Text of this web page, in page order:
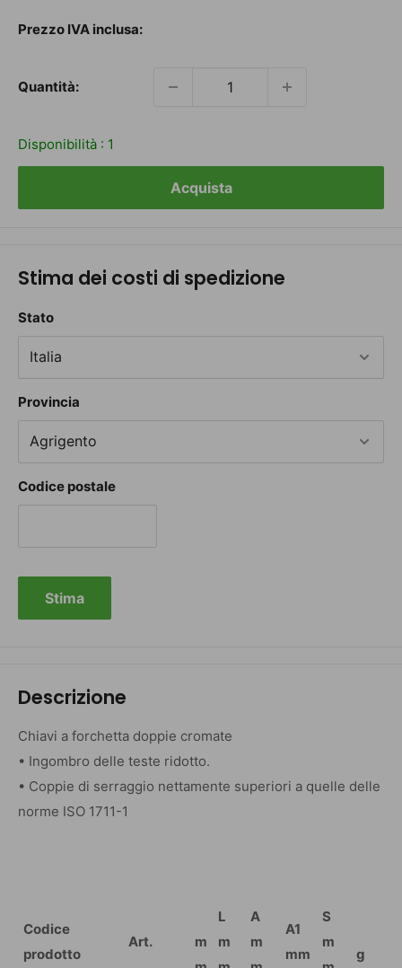
Prezzo IVA inclusa:
Quantità:
Disponibilità : 1
Acquista
Stima dei costi di spedizione
Stato
Provincia
Codice postale
Stima
Descrizione
Chiavi a forchetta doppie cromate
• Ingombro delle teste ridotto.
• Coppie di serraggio nettamente superiori a quelle delle
norme ISO 1711-1
Codice
prodotto
Art.
m
L
m
A
m
A1
mm
S
m
g